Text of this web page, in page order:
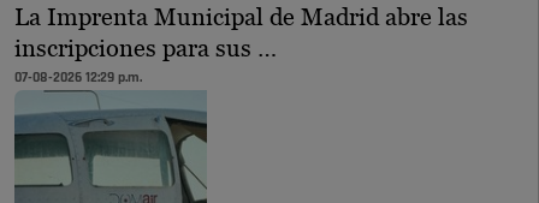
La Imprenta Municipal de Madrid abre las
inscripciones para sus …
07-08-2026 12:29 p.m.